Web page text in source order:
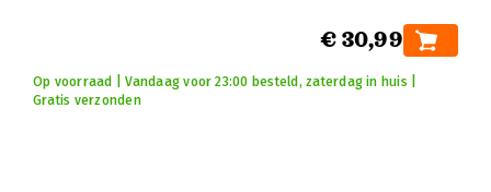
€ 30,99
Op voorraad | Vandaag voor 23:00 besteld, zaterdag in huis |
Gratis verzonden